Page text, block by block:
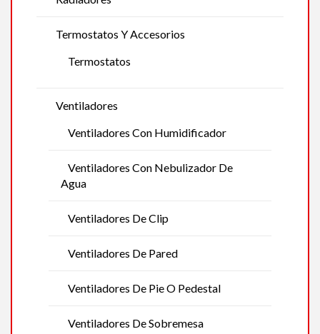
Termostatos Y Accesorios
Termostatos
Ventiladores
Ventiladores Con Humidificador
Ventiladores Con Nebulizador De
Agua
Ventiladores De Clip
Ventiladores De Pared
Ventiladores De Pie O Pedestal
Ventiladores De Sobremesa